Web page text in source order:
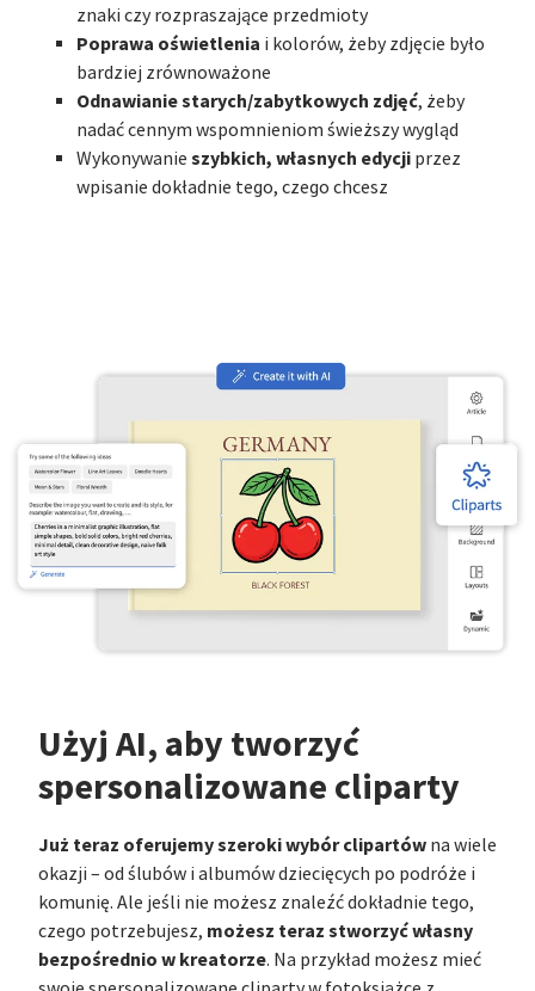
znaki czy rozpraszające przedmioty
Poprawa oświetlenia i kolorów, żeby zdjęcie było
bardziej zrównoważone
Odnawianie starych/zabytkowych zdjęć, żeby
nadać cennym wspomnieniom świeższy wygląd
Wykonywanie szybkich, własnych edycji przez
wpisanie dokładnie tego, czego chcesz
Użyj AI, aby tworzyć
spersonalizowane cliparty
Już teraz oferujemy szeroki wybór clipartów na wiele
okazji – od ślubów i albumów dziecięcych po podróże i
komunię. Ale jeśli nie możesz znaleźć dokładnie tego,
czego potrzebujesz, możesz teraz stworzyć własny
bezpośrednio w kreatorze. Na przykład możesz mieć